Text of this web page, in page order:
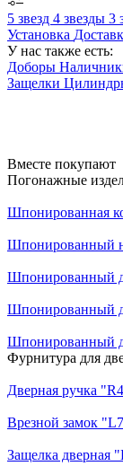
5 звезд 4 звезды 3
Установка
У нас также есть:
Доборы
Защелки
Вместе покупают
Погонажные
Шпонированная
Шпонированный
Шпонированный
Шпонированный
Шпонированный
Фурнитура для
Дверная ручка
Врезной замок
Защелка дверная